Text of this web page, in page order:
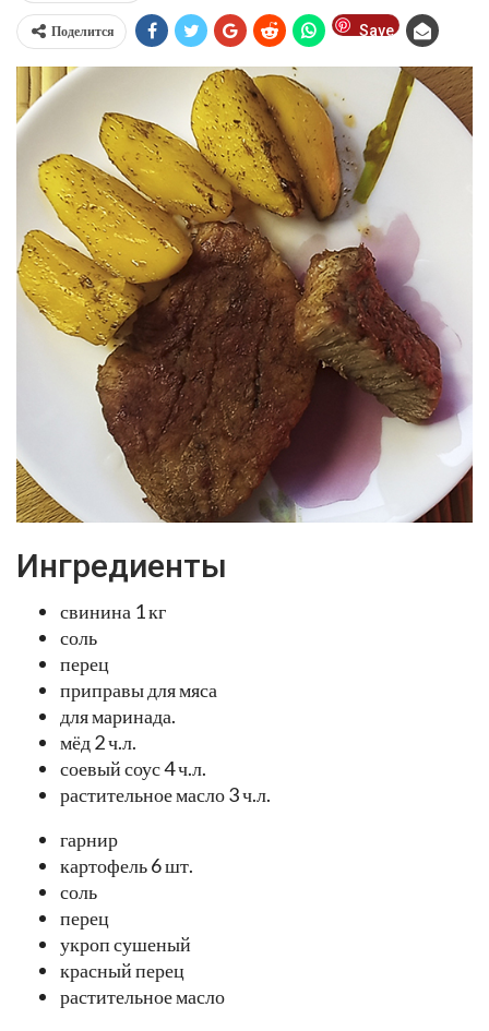
Поделится Save
Ингредиенты
свинина 1 кг
соль
перец
приправы для мяса
для маринада.
мёд 2 ч.л.
соевый соус 4 ч.л.
растительное масло 3 ч.л.
гарнир
картофель 6 шт.
соль
перец
укроп сушеный
красный перец
растительное масло